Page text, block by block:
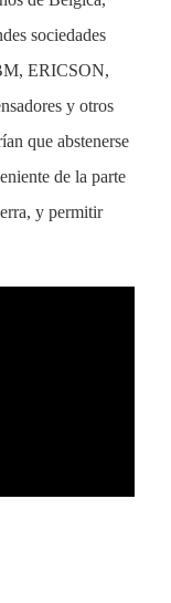
sociedades
ERICSON,
y otros
que abstenerse
de la parte
y permitir